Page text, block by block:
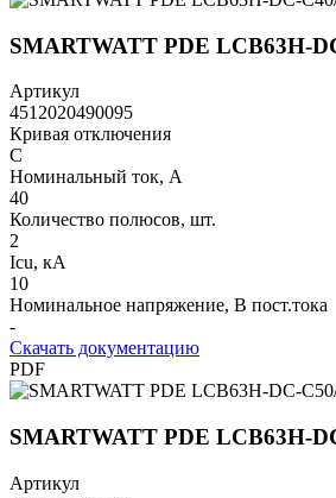
SMARTWATT PDE LCB63H-
Артикул
4512020490095
Кривая отключения
C
Номинальный ток, А
40
Количество полюсов, шт.
2
Icu, кА
10
Номинальное напряжение, В пост.тока
-
Скачать документацию
PDF
SMARTWATT PDE LCB63H-
Артикул